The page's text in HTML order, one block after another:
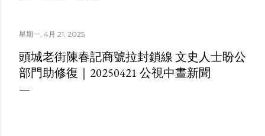
星期一, 4月 21, 2025
頭城老街陳春記商號拉封鎖線 文史人士盼公
部門助修復｜20250421 公視中晝新聞